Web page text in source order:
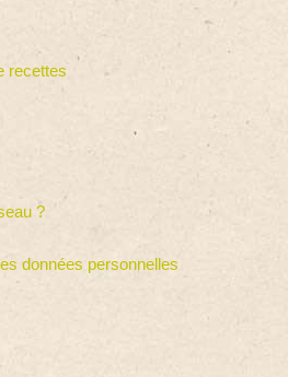
recettes
?
données personnelles